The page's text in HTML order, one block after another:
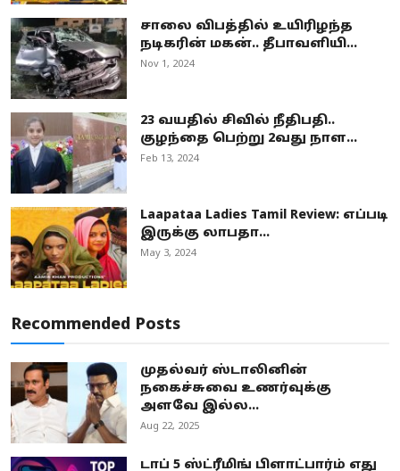
சாலை விபத்தில் உயிரிழந்த
நடிகரின் மகன்.. தீபாவளியி...
Nov 1, 2024
23 வயதில் சிவில் நீதிபதி..
குழந்தை பெற்று 2வது நாள...
Feb 13, 2024
Laapataa Ladies Tamil Review: எப்படி
இருக்கு லாபதா...
May 3, 2024
Recommended Posts
முதல்வர் ஸ்டாலினின்
நகைச்சுவை உணர்வுக்கு
அளவே இல்ல...
Aug 22, 2025
டாப் 5 ஸ்ட்ரீமிங் பிளாட்பார்ம் எது